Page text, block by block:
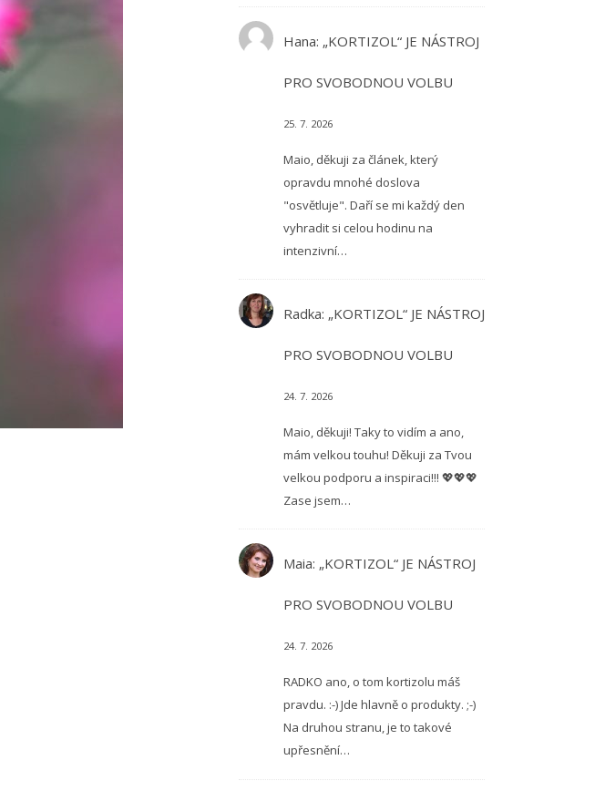
Hana: „KORTIZOL“ JE NÁSTROJ
PRO SVOBODNOU VOLBU
25. 7. 2026
Maio, děkuji za článek, který
opravdu mnohé doslova
"osvětluje". Daří se mi každý den
vyhradit si celou hodinu na
intenzivní…
Radka: „KORTIZOL“ JE NÁSTROJ
PRO SVOBODNOU VOLBU
24. 7. 2026
Maio, děkuji! Taky to vidím a ano,
mám velkou touhu! Děkuji za Tvou
velkou podporu a inspiraci!!! 💖💖💖
Zase jsem…
Maia: „KORTIZOL“ JE NÁSTROJ
PRO SVOBODNOU VOLBU
24. 7. 2026
RADKO ano, o tom kortizolu máš
pravdu. :-) Jde hlavně o produkty. ;-)
Na druhou stranu, je to takové
upřesnění…